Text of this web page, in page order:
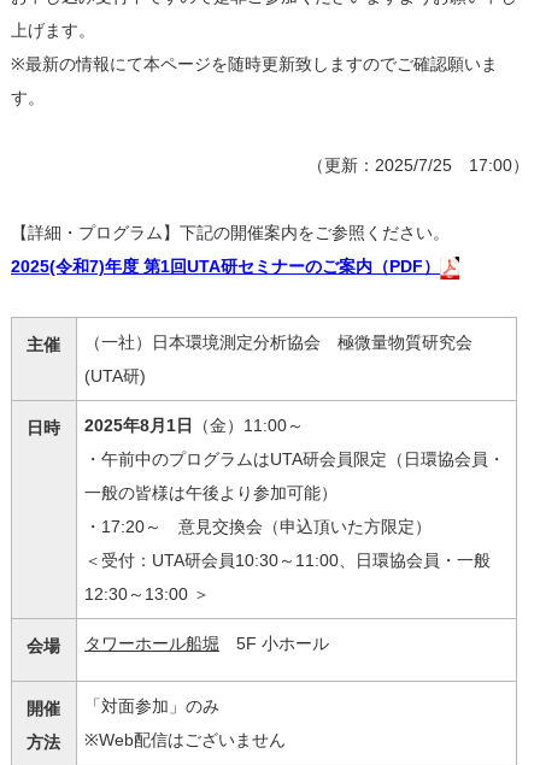
上げます。
※最新の情報にて本ページを随時更新致しますのでご確認願いま
す。
（更新：2025/7/25 17:00）
【詳細・プログラム】下記の開催案内をご参照ください。
2025(令和7)年度 第1回UTA研セミナーのご案内（PDF）
主催
（一社）日本環境測定分析協会 極微量物質研究会
(UTA研)
日時 2025年8月1日
（金）11:00～
・午前中のプログラムはUTA研会員限定（日環協会員・
一般の皆様は午後より参加可能）
・17:20～ 意見交換会（申込頂いた方限定）
＜受付：UTA研会員10:30～11:00、日環協会員・一般
12:30～13:00 ＞
会場 タワーホール船堀 5F 小ホール
開催
方法
「対面参加」のみ
※Web配信はございません